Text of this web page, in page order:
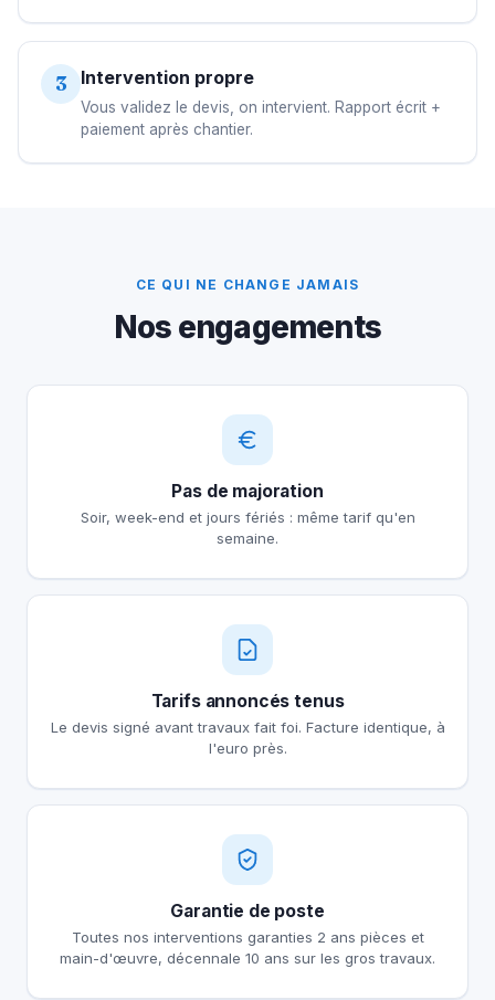
3 Intervention propre
Vous validez le devis, on intervient. Rapport écrit +
paiement après chantier.
CE QUI NE CHANGE JAMAIS
Nos engagements
Pas de majoration
Soir, week-end et jours fériés : même tarif qu'en
semaine.
Tarifs annoncés tenus
Le devis signé avant travaux fait foi. Facture identique, à
l'euro près.
Garantie de poste
Toutes nos interventions garanties 2 ans pièces et
main-d'œuvre, décennale 10 ans sur les gros travaux.